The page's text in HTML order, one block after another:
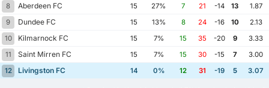
8
Aberdeen FC 15 27% 7 21 -14 13
1.87
9
Dundee FC 15 13% 8 24 -16 10
2.13
10
Kilmarnock FC 15 7% 15 35 -20 9
3.33
11
Saint Mirren FC 15 7% 15 30 -15 7
3.00
12
Livingston FC 14 0% 12 31 -19 5 3.07